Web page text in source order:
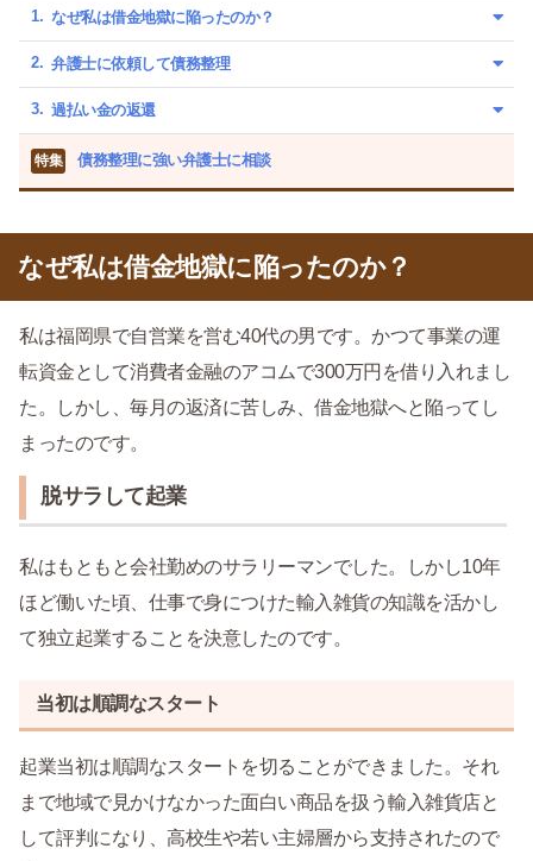
なぜ私は借金地獄に陥ったのか？
弁護士に依頼して債務整理
過払い金の返還
特集 債務整理に強い弁護士に相談
なぜ私は借金地獄に陥ったのか？
私は福岡県で自営業を営む40代の男です。かつて事業の運
転資金として消費者金融のアコムで300万円を借り入れまし
た。しかし、毎月の返済に苦しみ、借金地獄へと陥ってし
まったのです。
脱サラして起業
私はもともと会社勤めのサラリーマンでした。しかし10年
ほど働いた頃、仕事で身につけた輸入雑貨の知識を活かし
て独立起業することを決意したのです。
当初は順調なスタート
起業当初は順調なスタートを切ることができました。それ
まで地域で見かけなかった面白い商品を扱う輸入雑貨店と
して評判になり、高校生や若い主婦層から支持されたので